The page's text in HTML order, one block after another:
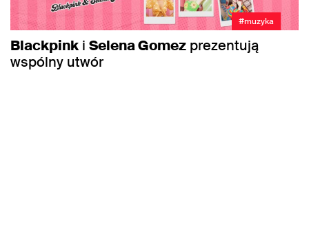
#muzyka
Blackpink i Selena Gomez prezentują
wspólny utwór